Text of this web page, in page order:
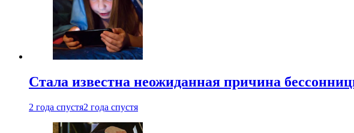
Стала известна неожиданная причина
2 года спустя2 года спустя